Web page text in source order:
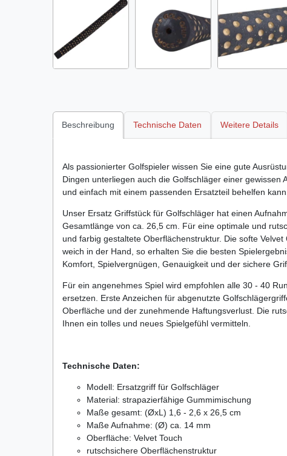
Beschreibung Technische Daten Weitere Details
Als passionierter Golfspieler wissen Sie eine gute
Dingen unterliegen auch die Golfschläger einer gewissen
und einfach mit einem passenden Ersatzteil behelfen kann.
Unser Ersatz Griffstück für Golfschläger hat einen
Gesamtlänge von ca. 26,5 cm. Für eine optimale und
und farbig gestaltete Oberflächenstruktur. Die softe
weich in der Hand, so erhalten Sie die besten
Komfort, Spielvergnügen, Genauigkeit und der sichere
Für ein angenehmes Spiel wird empfohlen alle 30 - 40
ersetzen. Erste Anzeichen für abgenutzte
Oberfläche und der zunehmende Haftungsverlust. Die
Ihnen ein tolles und neues Spielgefühl vermitteln.
Technische Daten:
Modell: Ersatzgriff für Golfschläger
Material: strapazierfähige Gummimischung
Maße gesamt: (ØxL ) 1,6 - 2,6 x 26,5 cm
Maße Aufnahme: (Ø) ca. 14 mm
Oberfläche: Velvet Touch
rutschsichere Oberflächenstruktur